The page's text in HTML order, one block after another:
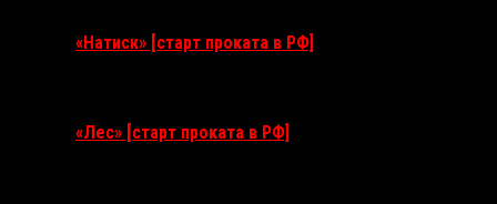
«Натиск» [старт проката в РФ]
«Лес» [старт проката в РФ]